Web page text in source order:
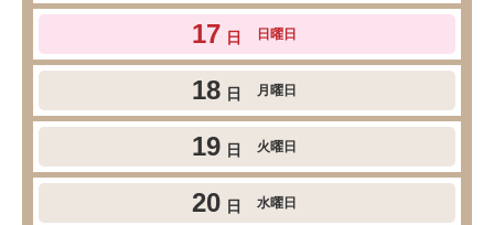
17 日 日曜日
18 日 月曜日
19 日 火曜日
20 日 水曜日